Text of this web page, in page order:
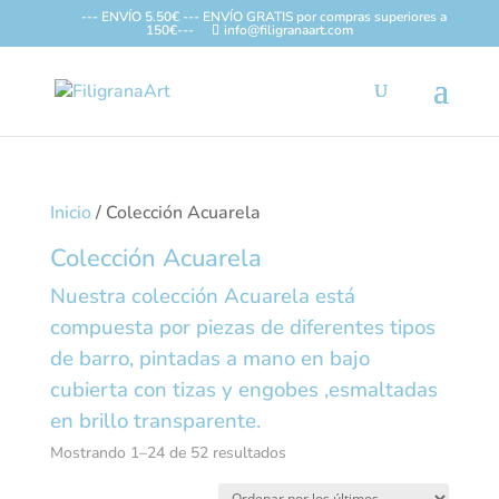
--- ENVÍO 5.50€ --- ENVÍO GRATIS por compras superiores a
150€--- info@filigranaart.com
Inicio/ Colección Acuarela
Colección Acuarela
Nuestra colección Acuarela está
compuesta por piezas de diferentes tipos
de barro, pintadas a mano en bajo
cubierta con tizas y engobes ,esmaltadas
en brillo transparente.
Mostrando 1–24 de 52 resultadosOrdenado